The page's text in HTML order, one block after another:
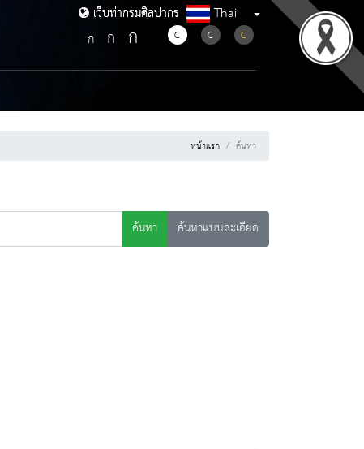
เว็บท่ากรมศิลปากร
เว็บท่ากรมศิลปากร Thai
ก ก ก C C C
หน้าแรก ค้นหา
ค้นหา
ค้นหาแบบละเอียด